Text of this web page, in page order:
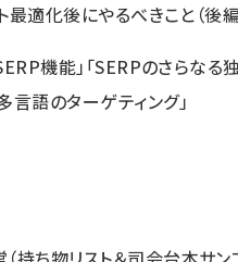
最適化後にやるべきこと（後編
機能」「SERPのさらなる
言語のターゲティング」